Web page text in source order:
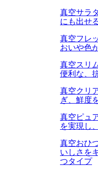
真空サラ
にも出せ
真空フレ
おいや色
真空スリ
便利な、
真空クリ
ぎ、鮮度
真空ピュ
を実現し
真空おひ
いしさを
つタイプ